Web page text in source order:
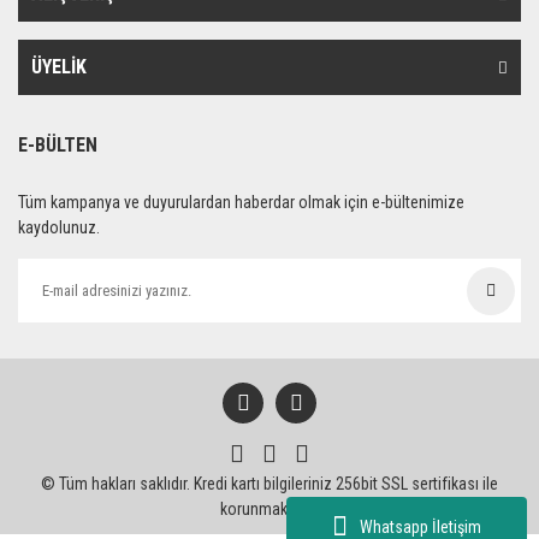
Whatsapp İletişim
ÜYELİK
E-BÜLTEN
Tüm kampanya ve duyurulardan haberdar olmak için e-bültenimize
kaydolunuz.
© Tüm hakları saklıdır. Kredi kartı bilgileriniz 256bit SSL sertifikası ile
korunmaktadır.